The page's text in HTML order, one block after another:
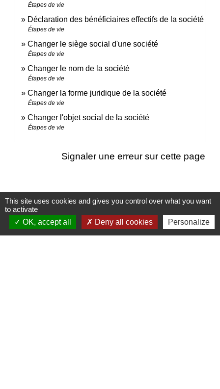
Étapes de vie
Déclaration des bénéficiaires effectifs de la société
Étapes de vie
Changer le siège social d'une société
Étapes de vie
Changer le nom de la société
Étapes de vie
Changer la forme juridique de la société
Étapes de vie
Changer l'objet social de la société
Étapes de vie
Signaler une erreur sur cette page
Nous contacter
Commune de Puylaurens
This site uses cookies and gives you control over what you want
to activate
OK, accept all
Deny all cookies Personalize